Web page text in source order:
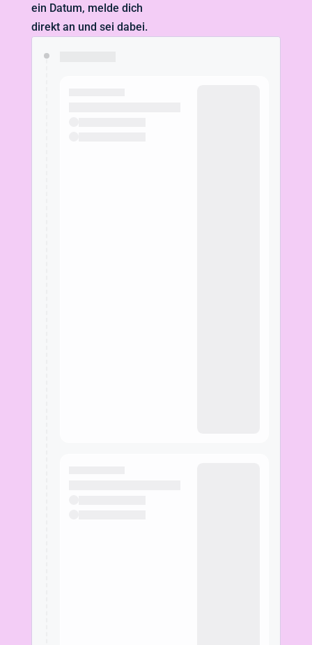
ein Datum, melde dich
direkt an und sei dabei.